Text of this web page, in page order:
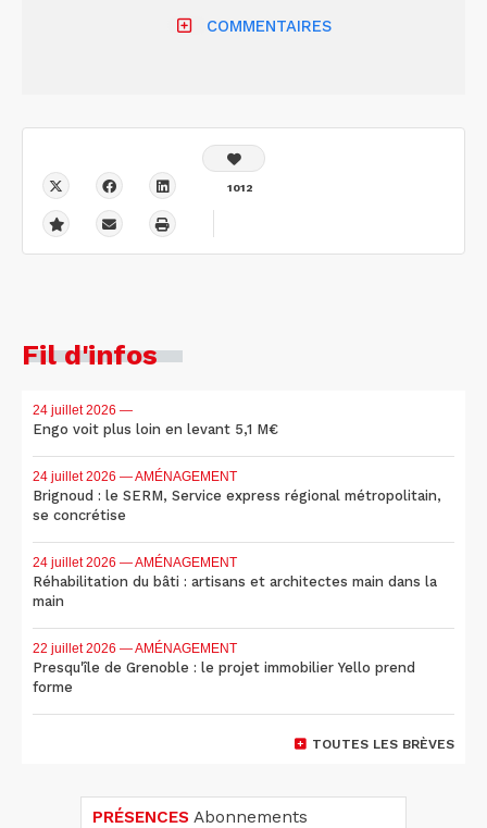
COMMENTAIRES
1012
Fil d'infos
24 juillet 2026 —
Engo voit plus loin en levant 5,1 M€
24 juillet 2026 — AMÉNAGEMENT
Brignoud : le SERM, Service express régional métropolitain,
se concrétise
24 juillet 2026 — AMÉNAGEMENT
Réhabilitation du bâti : artisans et architectes main dans la
main
22 juillet 2026 — AMÉNAGEMENT
Presqu'île de Grenoble : le projet immobilier Yello prend
forme
TOUTES LES BRÈVES
PRÉSENCES Abonnements